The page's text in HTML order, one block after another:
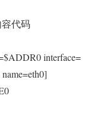
代码
interface=